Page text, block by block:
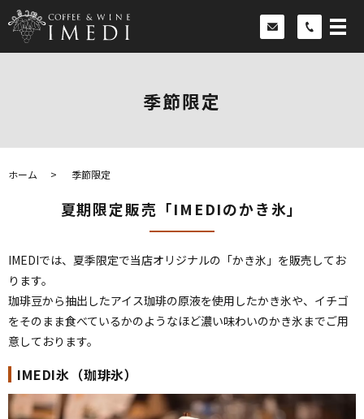
季節限定
ホーム 季節限定
夏期限定販売「IMEDIのかき氷」
IMEDIでは、夏季限定で当店オリジナルの「かき氷」を販売してお
ります。
珈琲豆から抽出したアイス珈琲の原液を使用したかき氷や、イチゴ
をそのまま食べているかのようなほど濃い味わいのかき氷までご用
意しております。
IMEDI氷（珈琲氷）